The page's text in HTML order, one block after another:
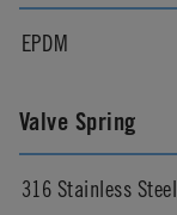
EPDM
Valve Spring
316 Stainless Steel